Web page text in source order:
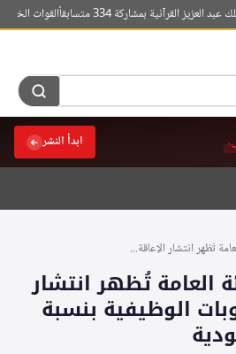
القرآنية بمشاركة 334 متسابقاً القوات الخاصة للأمن البيئي تضبط
ابدأ النشر
تُظهر انتشار الإعاقة...
العامة تُظهر انتشار
الوظيفية بنسبة